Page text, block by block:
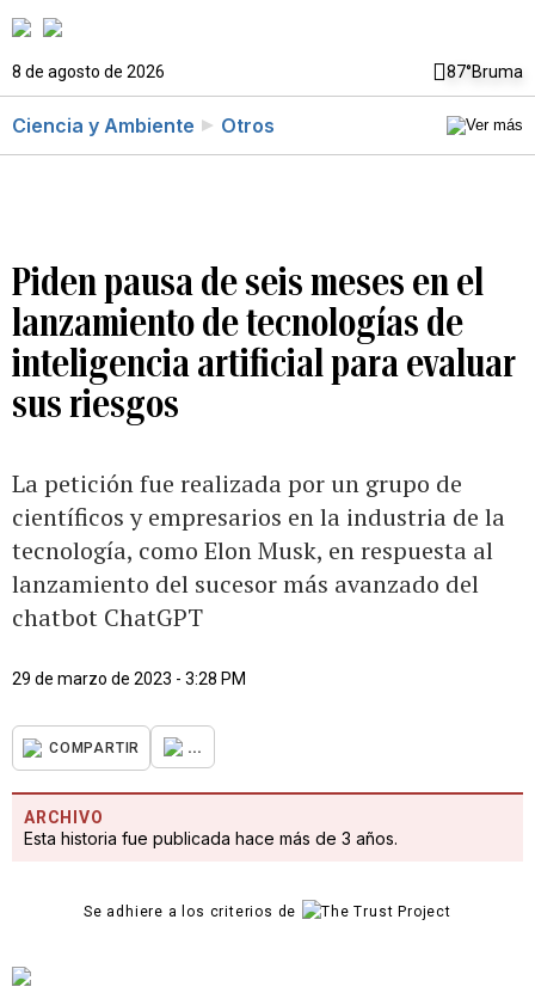
8 de agosto de 2026 87°Bruma
Ciencia y Ambiente Otros
Piden pausa de seis meses en el
lanzamiento de tecnologías de
inteligencia artificial para evaluar
sus riesgos
La petición fue realizada por un grupo de
científicos y empresarios en la industria de la
tecnología, como Elon Musk, en respuesta al
lanzamiento del sucesor más avanzado del
chatbot ChatGPT
29 de marzo de 2023 - 3:28 PM
COMPARTIR ...
ARCHIVO
Esta historia fue publicada hace más de 3 años.
Se adhiere a los criterios de